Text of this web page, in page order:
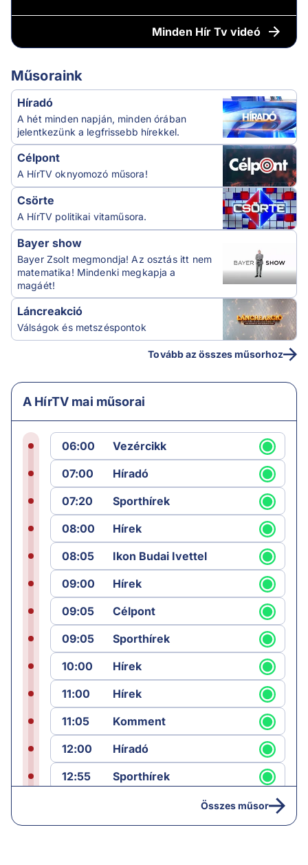
Minden Hír Tv videó
Műsoraink
Híradó
A hét minden napján, minden órában
jelentkezünk a legfrissebb hírekkel.
Célpont
A HírTV oknyomozó műsora!
Csörte
A HírTV politikai vitaműsora.
Bayer show
Bayer Zsolt megmondja! Az osztás itt nem
matematika! Mindenki megkapja a
magáét!
Láncreakció
Válságok és metszéspontok
Tovább az összes műsorhoz
A HírTV mai műsorai
06:00
Vezércikk
07:00
Híradó
07:20
Sporthírek
08:00
Hírek
08:05
Ikon Budai Ivettel
09:00
Hírek
09:05
Célpont
09:05
Sporthírek
10:00
Hírek
11:00
Hírek
11:05
Komment
12:00
Híradó
12:55
Sporthírek
Összes műsor